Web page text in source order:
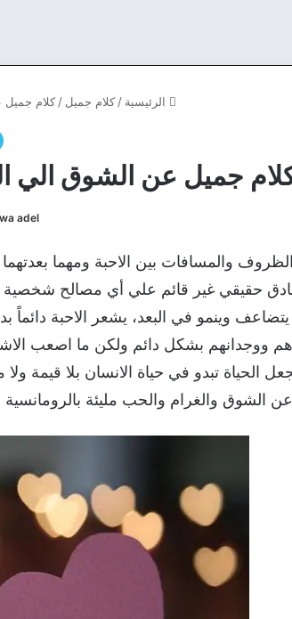
الرئيسية / كلام جميل / كلام جميل
جميل عن الشوق الي
adel
والمسافات بين الاحبة ومهما بعدتهما
حقيقي غير قائم علي أي مصالح شخصية
يتضاعف وينمو في البعد، يشعر الاحبة
ووجدانهم بشكل دائم ولكن ما اصعب
الحياة تبدو في حياة الانسان بلا قيمة
الشوق والغرام والحب مليئة بالرومانسية